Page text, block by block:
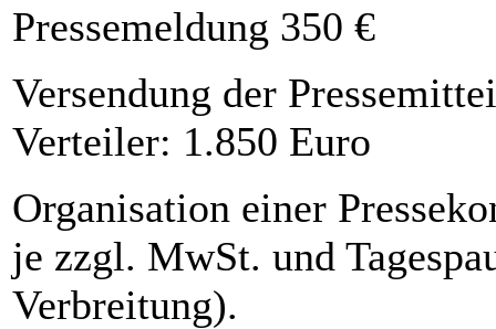
Pressemeldung 350 €
Versendung der
Verteiler: 1.850 Euro
Organisation einer
je zzgl. MwSt. und
Verbreitung).